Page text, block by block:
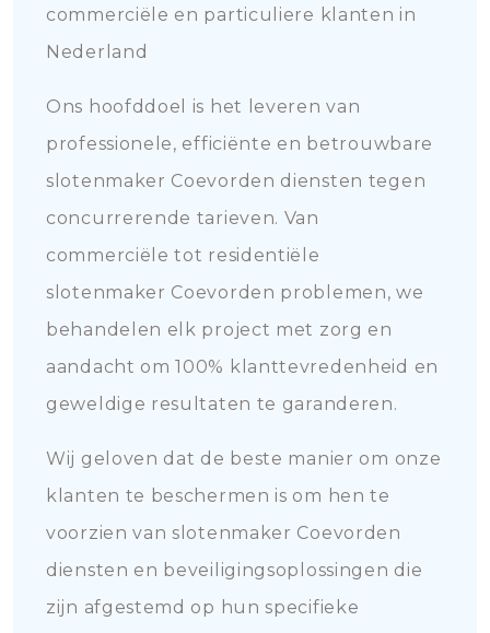
commerciële en particuliere klanten in
Nederland
Ons hoofddoel is het leveren van
professionele, efficiënte en betrouwbare
slotenmaker Coevorden diensten tegen
concurrerende tarieven. Van
commerciële tot residentiële
slotenmaker Coevorden problemen, we
behandelen elk project met zorg en
aandacht om 100% klanttevredenheid en
geweldige resultaten te garanderen.
Wij geloven dat de beste manier om onze
klanten te beschermen is om hen te
voorzien van slotenmaker Coevorden
diensten en beveiligingsoplossingen die
zijn afgestemd op hun specifieke